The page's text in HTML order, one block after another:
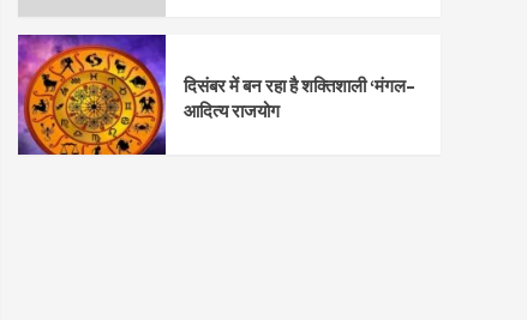
दिसंबर में बन रहा है शक्तिशाली ‘मंगल–
आदित्य राजयोग